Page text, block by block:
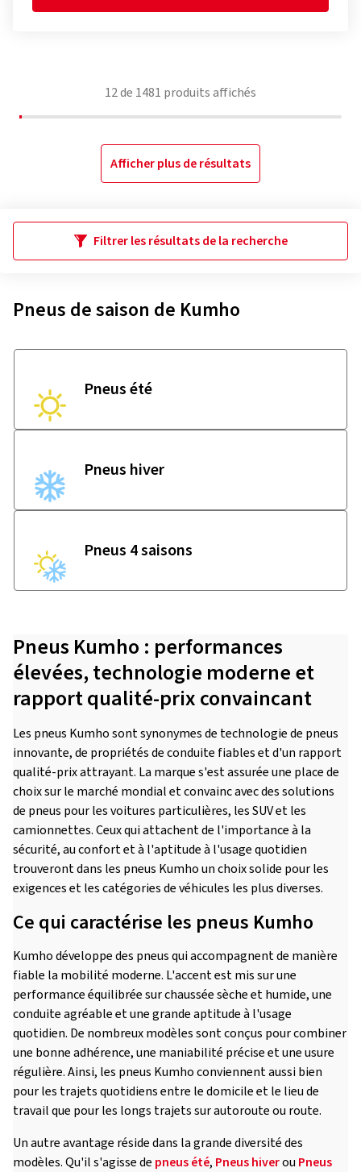
12de 1481 produits affichés
Afficher plus de résultats
Filtrer les résultats de la recherche
Pneus de saison de Kumho
Pneus été
Pneus hiver
Pneus 4 saisons
Pneus Kumho : performances
élevées, technologie moderne et
rapport qualité-prix convaincant
Les pneus Kumho sont synonymes de technologie de pneus
innovante, de propriétés de conduite fiables et d'un rapport
qualité-prix attrayant. La marque s'est assurée une place de
choix sur le marché mondial et convainc avec des solutions
de pneus pour les voitures particulières, les SUV et les
camionnettes. Ceux qui attachent de l'importance à la
sécurité, au confort et à l'aptitude à l'usage quotidien
trouveront dans les pneus Kumho un choix solide pour les
exigences et les catégories de véhicules les plus diverses.
Ce qui caractérise les pneus Kumho
Kumho développe des pneus qui accompagnent de manière
fiable la mobilité moderne. L'accent est mis sur une
performance équilibrée sur chaussée sèche et humide, une
conduite agréable et une grande aptitude à l'usage
quotidien. De nombreux modèles sont conçus pour combiner
une bonne adhérence, une maniabilité précise et une usure
régulière. Ainsi, les pneus Kumho conviennent aussi bien
pour les trajets quotidiens entre le domicile et le lieu de
travail que pour les longs trajets sur autoroute ou route.
Un autre avantage réside dans la grande diversité des
modèles. Qu'il s'agisse de pneus été, Pneus hiverou Pneus